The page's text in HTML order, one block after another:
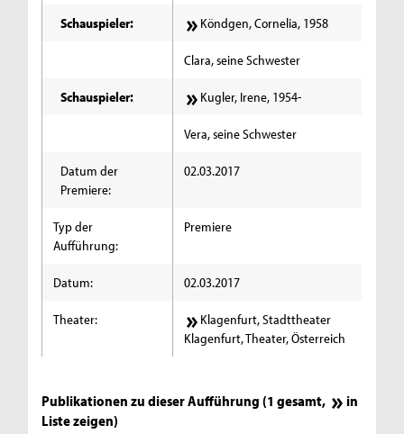
Schauspieler: Köndgen, Cornelia, 1958
Clara, seine Schwester
Schauspieler: Kugler, Irene, 1954-
Vera, seine Schwester
Datum der
Premiere:
02.03.2017
Typ der
Aufführung:
Premiere
Datum: 02.03.2017
Theater:
Klagenfurt, Stadttheater
Klagenfurt, Theater, Österreich
Publikationen zu dieser Aufführung (1 gesamt,
in
Liste zeigen)